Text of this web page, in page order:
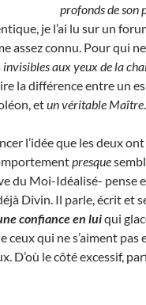
profonds de son
je l’ai lu sur un
assez connu. Pour qui
invisibles aux yeux de la
la différence entre un
etun véritable Maître
l’idée que les deux
presque
du Moi-Idéalisé- pense
Divin. Il parle, écrit et
confiance en luiqui
qui ne s’aiment pas
D’où le côté excessif,